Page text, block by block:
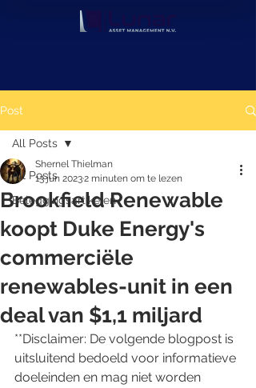
Post
All Posts
Beleggingsartikelen
All Posts
Brookfield Renewable
koopt Duke Energy's
commerciële
renewables-unit in een
deal van $1,1 miljard
Shernel Thielman
13 jun 20232 minuten om te lezen
**Disclaimer: De volgende blogpost is
uitsluitend bedoeld voor informatieve
doeleinden en mag niet worden